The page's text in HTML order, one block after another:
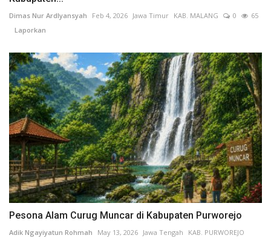
Dimas Nur Ardlyansyah Feb 4, 2026 Jawa Timur KAB. MALANG 0
65
Laporkan
Pesona Alam Curug Muncar di Kabupaten Purworejo
Adik Ngayiyatun Rohmah May 13, 2026 Jawa Tengah
KAB. PURWOREJO